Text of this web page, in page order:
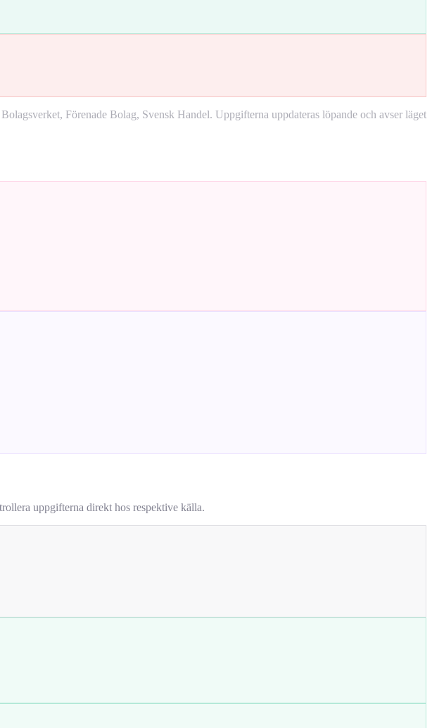
Förenade Bolag, Svensk Handel. Uppgifterna uppdateras löpande och avser läget
uppgifterna direkt hos respektive källa.